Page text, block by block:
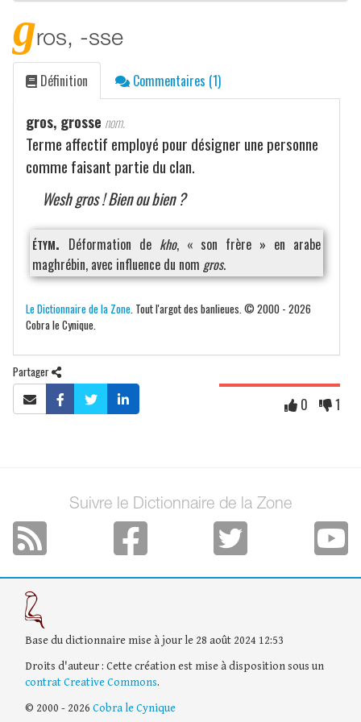
gros, -sse
Définition Commentaires (1)
gros, grosse nom.
Terme affectif employé pour désigner une personne
comme faisant partie du clan.
Wesh gros ! Bien ou bien ?
étym. Déformation de kho, « son frère » en arabe
maghrébin, avec influence du nom gros.
Le Dictionnaire de la Zone . Tout l'argot des banlieues. © 2000 - 2026
Cobra le Cynique.
Partager
0 1
Suivre le Dictionnaire de la Zone
Base du dictionnaire mise à jour le 28 août 2024 12:53
Droits d'auteur : Cette création est mise à disposition sous un
contrat Creative Commons.
© 2000 - 2026 Cobra le Cynique